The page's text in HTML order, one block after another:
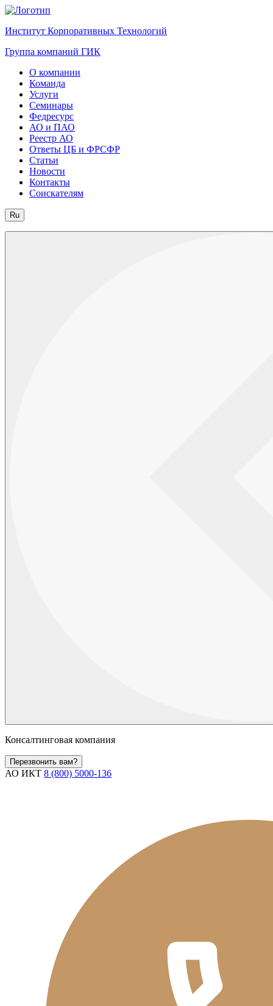
Институт Корпоративных Технологий
Группа компаний ГИК
О компании
Команда
Услуги
Семинары
Федресурс
АО и ПАО
Реестр АО
Ответы ЦБ и ФРСФР
Статьи
Новости
Контакты
Соискателям
Ru
Консалтинговая компания
Перезвонить вам?
АО ИКТ 8 (800) 5000-136